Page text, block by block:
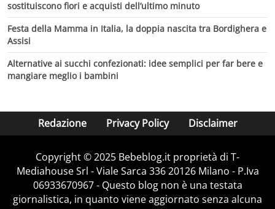
sostituiscono fiori e acquisti dell’ultimo minuto
Festa della Mamma in Italia, la doppia nascita tra Bordighera e
Assisi
Alternative ai succhi confezionati: idee semplici per far bere e
mangiare meglio i bambini
Redazione Privacy Policy Disclaimer
Copyright © 2025 Bebeblog.it proprietà di T-
Mediahouse Srl - Viale Sarca 336 20126 Milano - P.Iva
06933670967 - Questo blog non è una testata
giornalistica, in quanto viene aggiornato senza alcuna